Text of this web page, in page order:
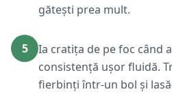
gătești prea mult.
5
Ia cratița de pe foc când
consistență ușor fluidă.
fierbinți într-un bol și